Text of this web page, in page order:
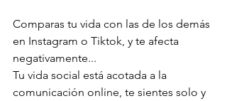
Comparas tu vida con las de los demás
en Instagram o Tiktok, y te afecta
negativamente...
Tu vida social está acotada a la
comunicación online, te sientes solo y